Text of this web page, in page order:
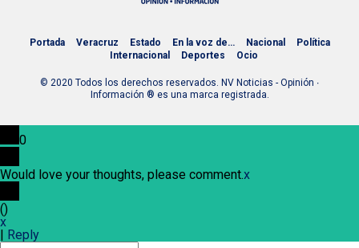
Portada Veracruz Estado En la voz de… Nacional
Política
Internacional
Deportes Ocio
© 2020 Todos los derechos reservados. NV Noticias - Opinión ∙
Información ® es una marca registrada.
0
Would love your thoughts, please comment.x
()
x
| Reply